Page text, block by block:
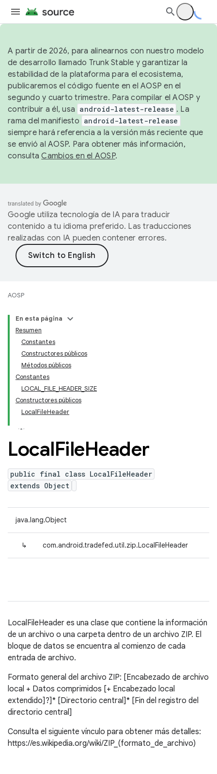
A partir de 2026, para alinearnos con nuestro modelo
de desarrollo llamado Trunk Stable y garantizar la
estabilidad de la plataforma para el ecosistema,
publicaremos el código fuente en el AOSP en el
segundo y cuarto trimestre. Para compilar el AOSP y
contribuir a él, usa android-latest-release . La
rama del manifiesto android-latest-release
siempre hará referencia a la versión más reciente que
se envió al AOSP. Para obtener más información,
consultaCambios en el AOSP.
Google utiliza tecnología de IA para traducir
contenido a tu idioma preferido. Las traducciones
realizadas con IA pueden contener errores.
AOSP
En esta página
Resumen
Constantes
Constructores públicos
Métodos públicos
Constantes
LOCAL_FILE_HEADER_SIZE
Constructores públicos
LocalFileHeader
LocalFileHeader
public final class LocalFileHeader
extends Object
java.lang.Object
↳ com.android.tradefed.util.zip.LocalFileHeader
LocalFileHeader es una clase que contiene la información
de un archivo o una carpeta dentro de un archivo ZIP. El
bloque de datos se encuentra al comienzo de cada
entrada de archivo.
Formato general del archivo ZIP: [Encabezado de archivo
local + Datos comprimidos [+ Encabezado local
extendido]?]* [Directorio central]* [Fin del registro del
directorio central]
Consulta el siguiente vínculo para obtener más detalles:
https://es.wikipedia.org/wiki/ZIP_(formato_de_archivo)